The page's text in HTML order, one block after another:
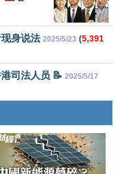
身说法 2025/5/23 (5,391
司法人员 📝 2025/5/17